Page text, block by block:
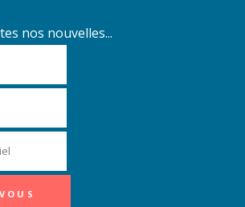
nos nouvelles...